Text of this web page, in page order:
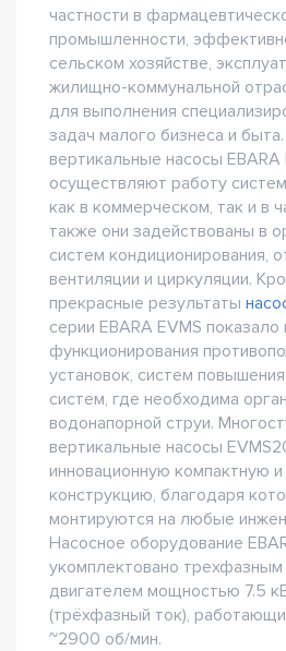
частности в
промышленности,
сельском хозяйстве,
жилищно-коммунальной
для выполнения
задач малого бизнеса и
вертикальные насосы EBARA
осуществляют работу
как в коммерческом, так и в
также они задействованы в
систем кондиционирования,
вентиляции и циркуляции.
прекрасные результаты
серии EBARA EVMS показало
функционирования
установок, систем
систем, где необходима
водонапорной струи.
вертикальные насосы
инновационную компактную
конструкцию, благодаря
монтируются на любые
Насосное оборудование
укомплектовано
двигателем мощностью 7.5
(трёхфазный ток),
~2900 об/мин.